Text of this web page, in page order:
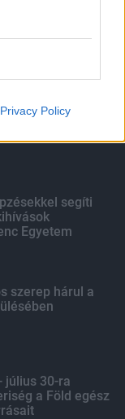
Privacy Policy
30-ra
a Föld egész
segíti
Egyetem
szerep hárul a
július 30-ra
a Föld egész